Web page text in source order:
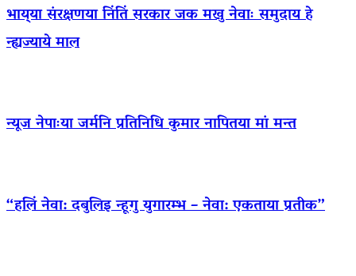
भाय्‌या संरक्षणया निंतिं सरकार जक मखु नेवाः समुदाय हे
न्ह्यज्याये माल
न्यूज नेपाःया जर्मनि प्रतिनिधि कुमार नापितया मां मन्त
“हलिं नेवा: दबुलिइ न्हूगु युगारम्भ – नेवा: एकताया प्रतीक”